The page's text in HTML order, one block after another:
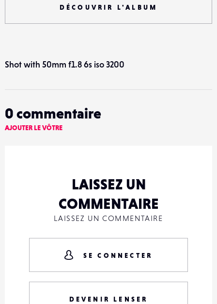
DÉCOUVRIR L'ALBUM
Shot with 50mm f1.8 6s iso 3200
0 commentaire
AJOUTER LE VÔTRE
LAISSEZ UN
COMMENTAIRE
LAISSEZ UN COMMENTAIRE
SE CONNECTER
DEVENIR LENSER